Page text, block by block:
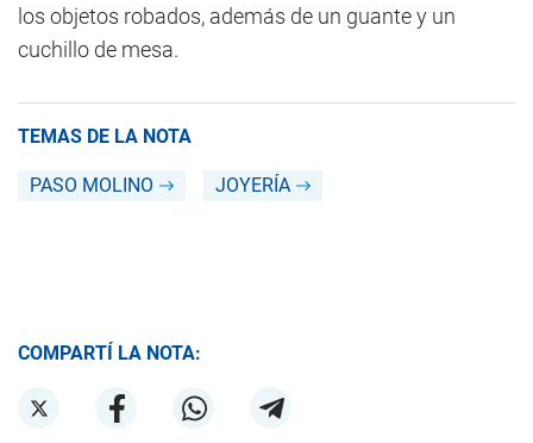
los objetos robados, además de un guante y un
cuchillo de mesa.
TEMAS DE LA NOTA
PASO MOLINO JOYERÍA
COMPARTÍ LA NOTA: